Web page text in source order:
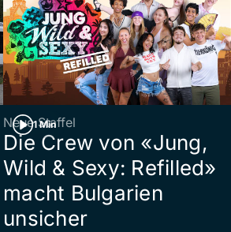
1 Min
Neue Staffel
Die Crew von «Jung,
Wild & Sexy: Refilled»
macht Bulgarien
unsicher